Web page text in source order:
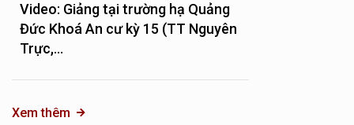
Video: Giảng tại trường hạ Quảng
Đức Khoá An cư kỳ 15 (TT Nguyên
Trực,...
Xem thêm